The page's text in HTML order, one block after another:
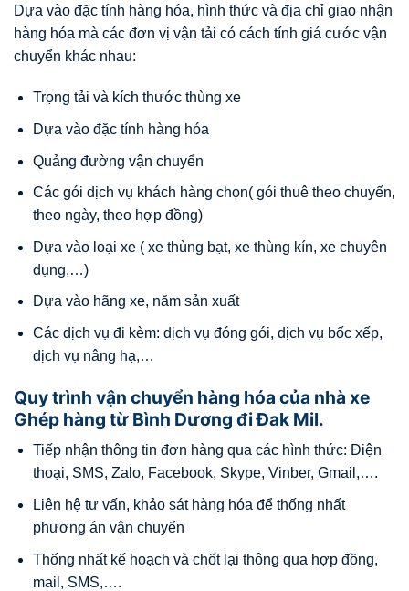
Dựa vào đặc tính hàng hóa, hình thức và địa chỉ giao nhận
hàng hóa mà các đơn vị vận tải có cách tính giá cước vận
chuyển khác nhau:
Trọng tải và kích thước thùng xe
Dựa vào đặc tính hàng hóa
Quảng đường vận chuyển
Các gói dịch vụ khách hàng chọn( gói thuê theo chuyến,
theo ngày, theo hợp đồng)
Dựa vào loại xe ( xe thùng bạt, xe thùng kín, xe chuyên
dụng,…)
Dựa vào hãng xe, năm sản xuất
Các dịch vụ đi kèm: dịch vụ đóng gói, dịch vụ bốc xếp,
dịch vụ nâng hạ,…
Quy trình vận chuyển hàng hóa của nhà xe
Ghép hàng từ Bình Dương đi Đak Mil.
Tiếp nhận thông tin đơn hàng qua các hình thức: Điện
thoại, SMS, Zalo, Facebook, Skype, Vinber, Gmail,….
Liên hệ tư vấn, khảo sát hàng hóa để thống nhất
phương án vận chuyển
Thống nhất kế hoạch và chốt lại thông qua hợp đồng,
mail, SMS,….